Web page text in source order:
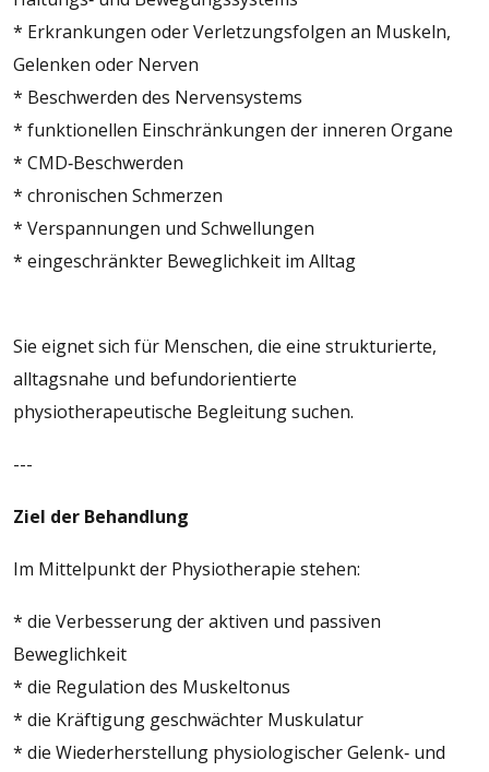
* Erkrankungen oder Verletzungsfolgen an Muskeln,
Gelenken oder Nerven
* Beschwerden des Nervensystems
* funktionellen Einschränkungen der inneren Organe
* CMD‑Beschwerden
* chronischen Schmerzen
* Verspannungen und Schwellungen
* eingeschränkter Beweglichkeit im Alltag
Sie eignet sich für Menschen, die eine strukturierte,
alltagsnahe und befundorientierte
physiotherapeutische Begleitung suchen.
---
Ziel der Behandlung
Im Mittelpunkt der Physiotherapie stehen:
* die Verbesserung der aktiven und passiven
Beweglichkeit
* die Regulation des Muskeltonus
* die Kräftigung geschwächter Muskulatur
* die Wiederherstellung physiologischer Gelenk‑ und